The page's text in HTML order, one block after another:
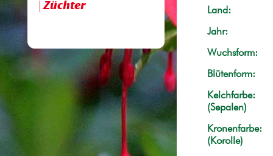
Züchter
Land:
Jahr:
Wuchsform:
Blütenform:
Kelchfarbe:
(Sepalen)
Kronenfarbe:
(Korolle)